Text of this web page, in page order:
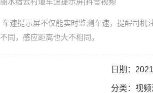
车速提示屏不仅能实时监测车速，提醒司机
不同，感应距离也大不相同。
日期：
分类： 视